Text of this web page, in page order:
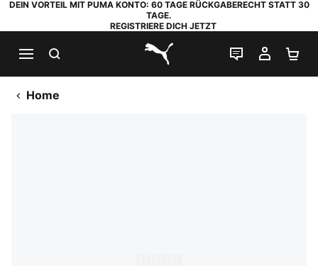
DEIN VORTEIL MIT PUMA KONTO: 60 TAGE RÜCKGABERECHT STATT 30
TAGE.
REGISTRIERE DICH JETZT
PUMA.com
LIVE-CHAT
MEIN
Home